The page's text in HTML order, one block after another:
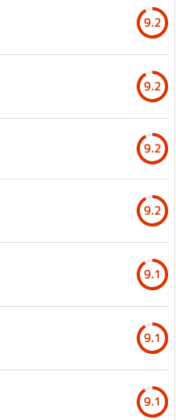
9.2
9.2
9.2
9.2
9.1
9.1
9.1